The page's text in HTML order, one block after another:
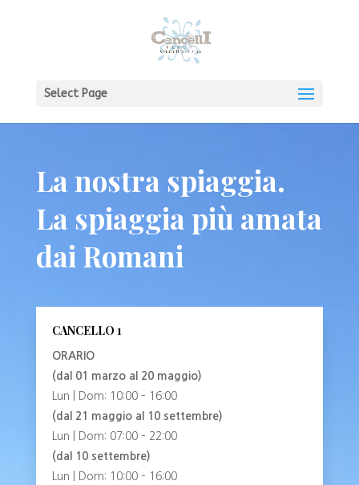
Select Page
La nostra spiaggia.
La spiaggia più amata
dai Romani
CANCELLO 1
ORARIO
(dal 01 marzo al 20 maggio)
Lun | Dom: 10:00 – 16:00
(dal 21 maggio al 10 settembre)
Lun | Dom: 07:00 – 22:00
(dal 10 settembre)
Lun | Dom: 10:00 – 16:00